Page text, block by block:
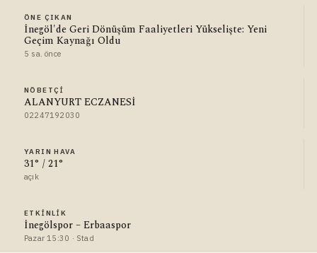
ÖNE ÇIKAN
İnegöl'de Geri Dönüşüm Faaliyetleri Yükselişte: Yeni
Geçim Kaynağı Oldu
5 sa. önce
NÖBETÇI
ALANYURT ECZANESİ
02247192030
YARIN HAVA
31° / 21°
açık
ETKINLIK
İnegölspor – Erbaaspor
Pazar 15:30 · Stad